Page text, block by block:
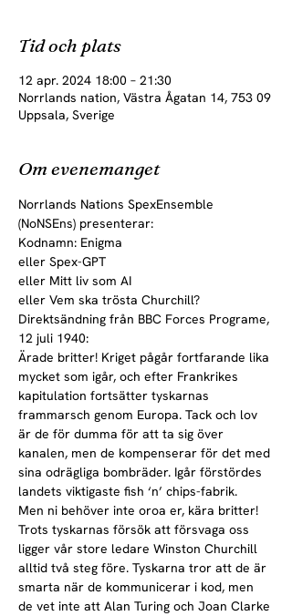
Tid och plats
12 apr. 2024 18:00 – 21:30
Norrlands nation, Västra Ågatan 14, 753 09
Uppsala, Sverige
Om evenemanget
Norrlands Nations SpexEnsemble
(NoNSEns) presenterar:
Kodnamn: Enigma
eller Spex-GPT
eller Mitt liv som AI
eller Vem ska trösta Churchill?
Direktsändning från BBC Forces Programe,
12 juli 1940:
Ärade britter! Kriget pågår fortfarande lika
mycket som igår, och efter Frankrikes
kapitulation fortsätter tyskarnas
frammarsch genom Europa. Tack och lov
är de för dumma för att ta sig över
kanalen, men de kompenserar för det med
sina odrägliga bombräder. Igår förstördes
landets viktigaste fish ‘n’ chips-fabrik.
Men ni behöver inte oroa er, kära britter!
Trots tyskarnas försök att försvaga oss
ligger vår store ledare Winston Churchill
alltid två steg före. Tyskarna tror att de är
smarta när de kommunicerar i kod, men
de vet inte att Alan Turing och Joan Clarke